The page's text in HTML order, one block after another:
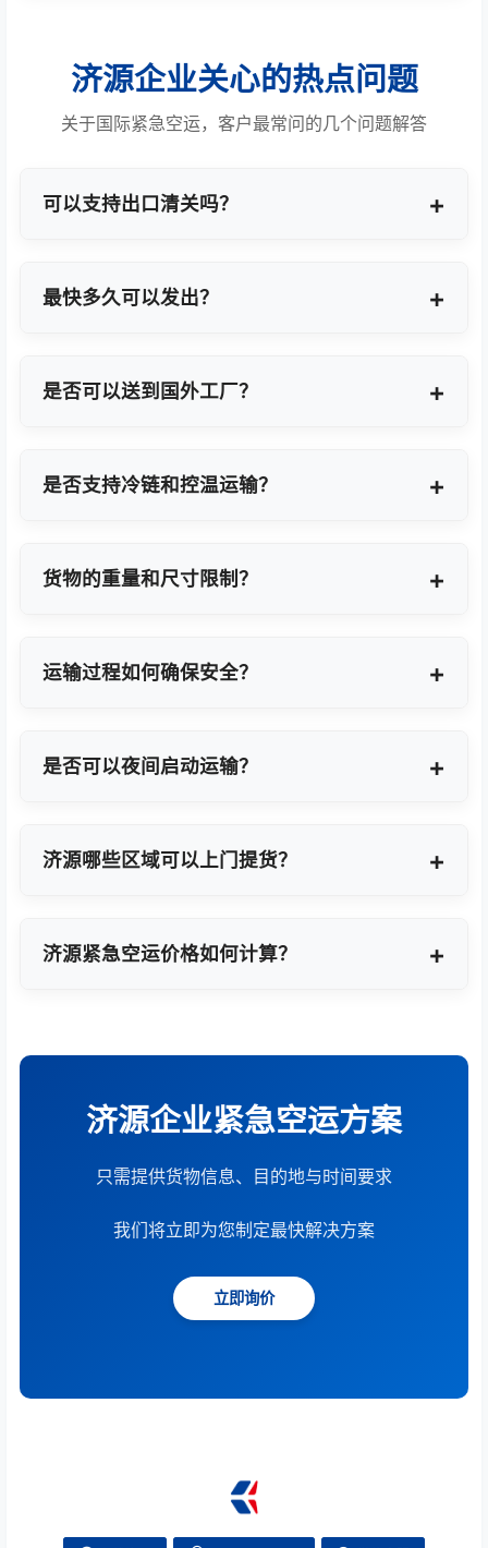
济源企业关心的热点问题
关于国际紧急空运，客户最常问的几个问题解答
可以支持出口清关吗？
最快多久可以发出？
是否可以送到国外工厂？
是否支持冷链和控温运输？
货物的重量和尺寸限制？
货物特性推荐最优方案。
运输过程如何确保安全？
忧。
是否可以夜间启动运输？
济源哪些区域可以上门提货？
济源紧急空运价格如何计算？
济源企业紧急空运方案
只需提供货物信息、目的地与时间要求
我们将立即为您制定最快解决方案
立即询价